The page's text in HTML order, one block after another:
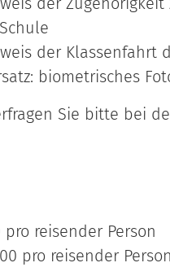
der Klassenfahrt
biometrisches
Sie bitte bei
pro reisender Person
pro reisender Person